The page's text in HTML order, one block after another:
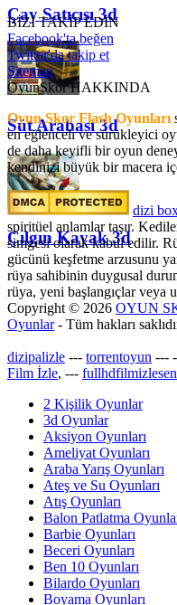
Çay Satıcısı 3d
Süt Arabası 3d
Çılgın Kayak 3d
BİZİ TAKİP EDİN
Facebook'ta beğen
Twitter'da takip et
Sitemap
OyunSkor HAKKINDA
Oyun Skor Flash Oyunları
en eğlenceli ve sürükleyici
de daha keyifli bir oyun
kendinizi büyük bir macera
dizi
spiritüel anlamlar taşır.
simgesi olarak kabul edilir.
gücünü keşfetme arzusunu
rüya sahibinin duygusal
rüya, yeni başlangıçlar veya
Copyright © 2026 OYUN
Oyunlar- Tüm hakları
dizipalizle --- torrentoyun ---
Film İzle, ---
2 Kişilik Oyunlar
3d Oyunlar
Aksiyon Oyunları
Ameliyat Oyunları
Araba Yarış Oyunları
Ateş ve Su Oyunları
Atış Oyunları
Balon Patlatma
Barbie Oyunları
Beceri Oyunları
Ben 10 Oyunları
Bilardo Oyunları
Boyama Oyunları